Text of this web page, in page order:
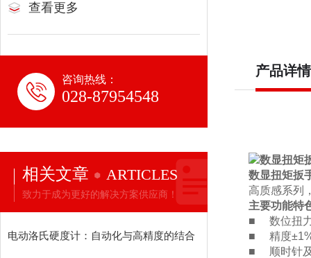
查看更多
咨询热线：
028-87954548
相关文章 ARTICLES
致力于成为更好的解决方案供应商！
电动洛氏硬度计：自动化与高精度的结合
产品详情
数显扭矩扳
高质感系列
主要功能特
■ 数位扭
■ 精度
■ 顺时针及